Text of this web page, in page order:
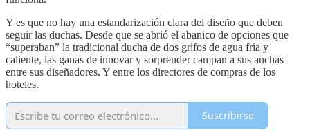
Y es que no hay una estandarización clara del diseño que deben
seguir las duchas. Desde que se abrió el abanico de opciones que
“superaban” la tradicional ducha de dos grifos de agua fría y
caliente, las ganas de innovar y sorprender campan a sus anchas
entre sus diseñadores. Y entre los directores de compras de los
hoteles.
Suscribirse